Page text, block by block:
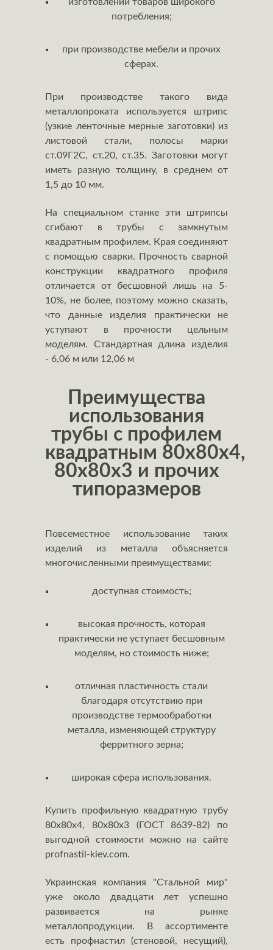
изготовлении товаров широкого
потребления;
при производстве мебели и прочих
сферах.
При производстве такого вида
металлопроката используется штрипс
(узкие ленточные мерные заготовки) из
листовой стали, полосы марки
ст.09Г2С, ст.20, ст.35. Заготовки могут
иметь разную толщину, в среднем от
1,5 до 10 мм.
На специальном станке эти штрипсы
сгибают в трубы с замкнутым
квадратным профилем. Края соединяют
с помощью сварки. Прочность сварной
конструкции квадратного профиля
отличается от бесшовной лишь на 5-
10%, не более, поэтому можно сказать,
что данные изделия практически не
уступают в прочности цельным
моделям. Стандартная длина изделия
- 6,06 м или 12,06 м
Преимущества
использования
трубы с профилем
квадратным 80х80х4,
80х80х3 и прочих
типоразмеров
Повсеместное использование таких
изделий из металла объясняется
многочисленными преимуществами:
доступная стоимость;
высокая прочность, которая
практически не уступает бесшовным
моделям, но стоимость ниже;
отличная пластичность стали
благодаря отсутствию при
производстве термообработки
металла, изменяющей структуру
ферритного зерна;
широкая сфера использования.
Купить профильную квадратную трубу
80х80х4, 80х80х3 (ГОСТ 8639-82) по
выгодной стоимости можно на сайте
profnastil-kiev.com.
Украинская компания "Стальной мир"
уже около двадцати лет успешно
развивается на рынке
металлопродукции. В ассортименте
есть профнастил (стеновой, несущий),